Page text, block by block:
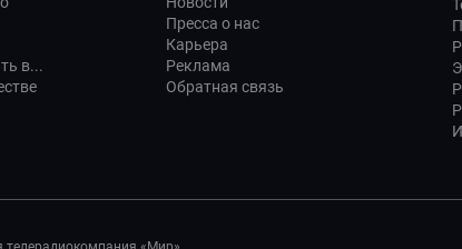
в...
Пресса о нас
Карьера
Реклама
Обратная связь